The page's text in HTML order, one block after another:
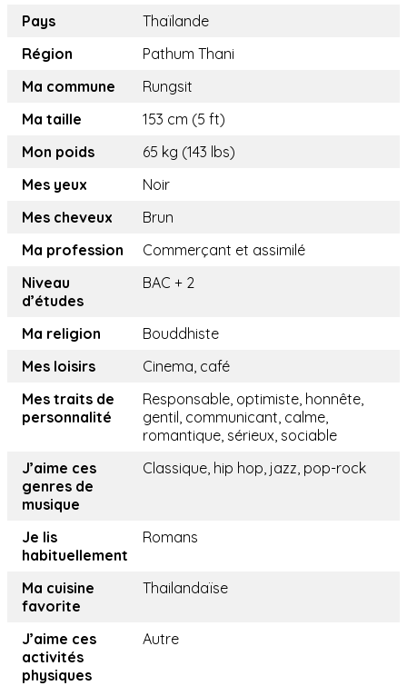
Pays
Thaïlande
Région
Pathum Thani
Ma commune
Rungsit
Ma taille
153 cm (5 ft)
Mon poids
65 kg (143 lbs)
Mes yeux
Noir
Mes cheveux
Brun
Ma profession
Commerçant et assimilé
Niveau
d’études
BAC + 2
Ma religion
Bouddhiste
Mes loisirs
Cinema, café
Mes traits de
personnalité
Responsable, optimiste, honnête,
gentil, communicant, calme,
romantique, sérieux, sociable
J’aime ces
genres de
musique
Classique, hip hop, jazz, pop-rock
Je lis
habituellement
Romans
Ma cuisine
favorite
Thailandaïse
J’aime ces
activités
physiques
Autre